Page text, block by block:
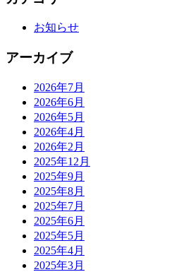
お知らせ
アーカイブ
2026年7月
2026年6月
2026年5月
2026年4月
2026年2月
2025年12月
2025年9月
2025年8月
2025年7月
2025年6月
2025年5月
2025年4月
2025年3月